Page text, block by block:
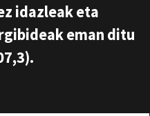
idazleak eta
eman ditu